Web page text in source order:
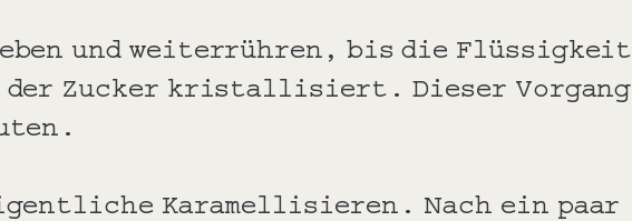
und weiterrühren, bis die Flüssigkeit
der Zucker kristallisiert. Dieser Vorgang
Karamellisieren. Nach ein paar